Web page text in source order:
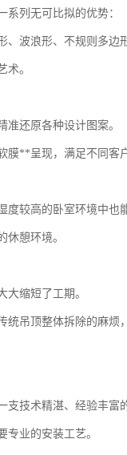
列无可比拟的优势：
波浪形、不规则多边
术。
还原各种设计图案。
**呈现，满足不同客
较高的卧室环境中也
休憩环境。
缩短了工期。
吊顶整体拆除的麻烦
技术精湛、经验丰富
业的安装工艺。